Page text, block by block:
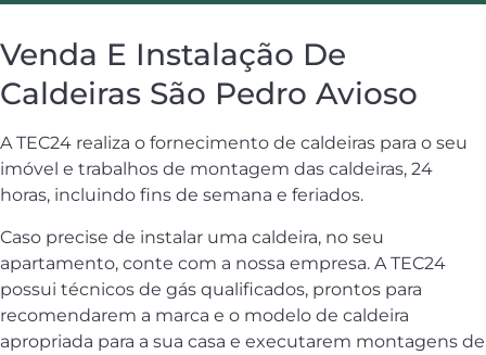
Venda E Instalação De
Caldeiras São Pedro Avioso
A TEC24 realiza o fornecimento de caldeiras para o seu
imóvel e trabalhos de montagem das caldeiras, 24
horas, incluindo fins de semana e feriados.
Caso precise de instalar uma caldeira, no seu
apartamento, conte com a nossa empresa. A TEC24
possui técnicos de gás qualificados, prontos para
recomendarem a marca e o modelo de caldeira
apropriada para a sua casa e executarem montagens de